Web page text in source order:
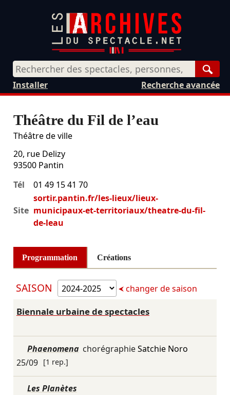
Recherche avancée
Installer
Théâtre du Fil de l’eau
Théâtre de ville
20, rue Delizy
93500 Pantin
Tél
01 49 15 41 70
Site
sortir.pantin.fr/les-lieux/lieux-
municipaux-et-territoriaux/theatre-du-fil-
de-leau
Programmation Créations
SAISON changer de saison
Biennale urbaine de spectacles
Phaenomena chorégraphieSatchie Noro
25/09 [1 rep.]
Les Planètes